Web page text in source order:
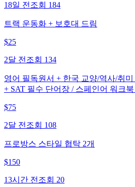
18일 전 조회 184
트랙 운동화 + 보호대 드림
$25
2달 전 조회 134
영어 필독원서 + 한국 교양/역사/취
+ SAT 필수 단어장 / 스페인어 워크
$75
2달 전 조회 108
프로방스 스타일 협탁 2개
$150
13시간 전 조회 20